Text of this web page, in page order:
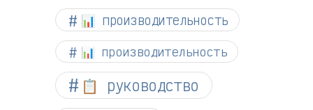
📊 производительность
📊 производительность
📋 руководство